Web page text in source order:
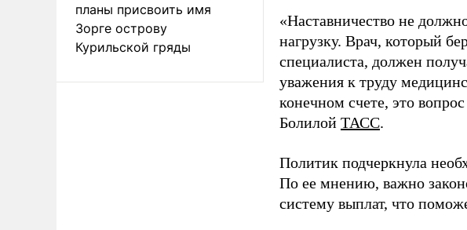
планы присвоить имя
Зорге острову
Курильской гряды
«Наставничество не
нагрузку. Врач, который
специалиста, должен
уважения к труду
конечном счете, это
Болилой ТАСС.
Политик подчеркнула
По ее мнению, важно
систему выплат, что